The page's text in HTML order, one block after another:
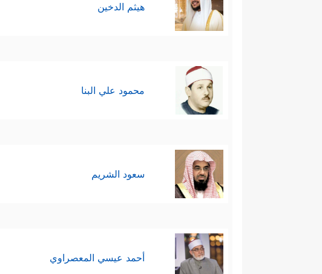
هيثم الدخين
محمود علي البنا
سعود الشريم
أحمد عيسي المعصراوي